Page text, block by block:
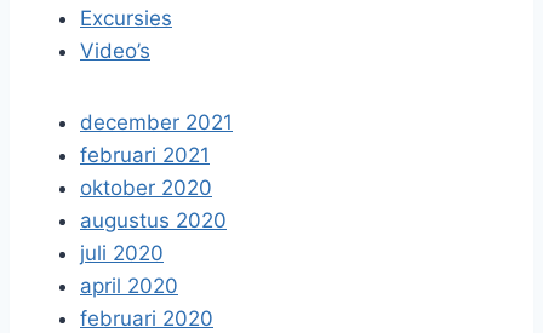
Excursies
Video’s
december 2021
februari 2021
oktober 2020
augustus 2020
juli 2020
april 2020
februari 2020